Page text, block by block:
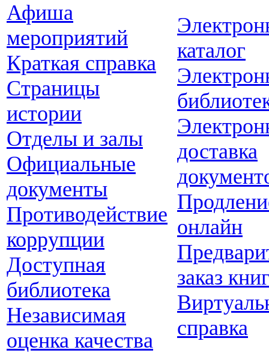
Афиша
мероприятий
Краткая справка
Страницы
истории
Отделы и залы
Официальные
документы
Противодействие
коррупции
Доступная
библиотека
Независимая
оценка качества
каталог
доставка
онлайн
заказ
справка